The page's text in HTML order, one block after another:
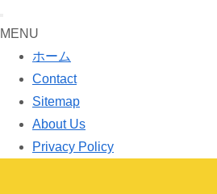
MENU
ホーム
Contact
Sitemap
About Us
Privacy Policy